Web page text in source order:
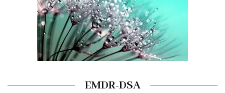
EMDR-DSA